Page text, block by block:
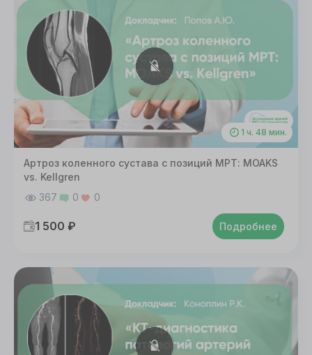
1 ч. 48 мин.
Артроз коленного сустава с позиций МРТ: MOAKS
vs. Kellgren
367
0 0
1 500 ₽ Подробнее